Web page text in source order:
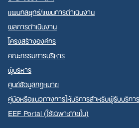
แผนกลยุทธ์/แผนการดำเนินงาน
ผลการดำเนินงาน
โครงสร้างองค์กร
คณะกรรมการบริหาร
ผู้บริหาร
ศูนย์ข้อมูลกฎหมาย
คู่มือหรือแนวทางการให้บริการสำหรับผู้รับบริก
EEF Portal (ใช้เฉพาะภายใน)